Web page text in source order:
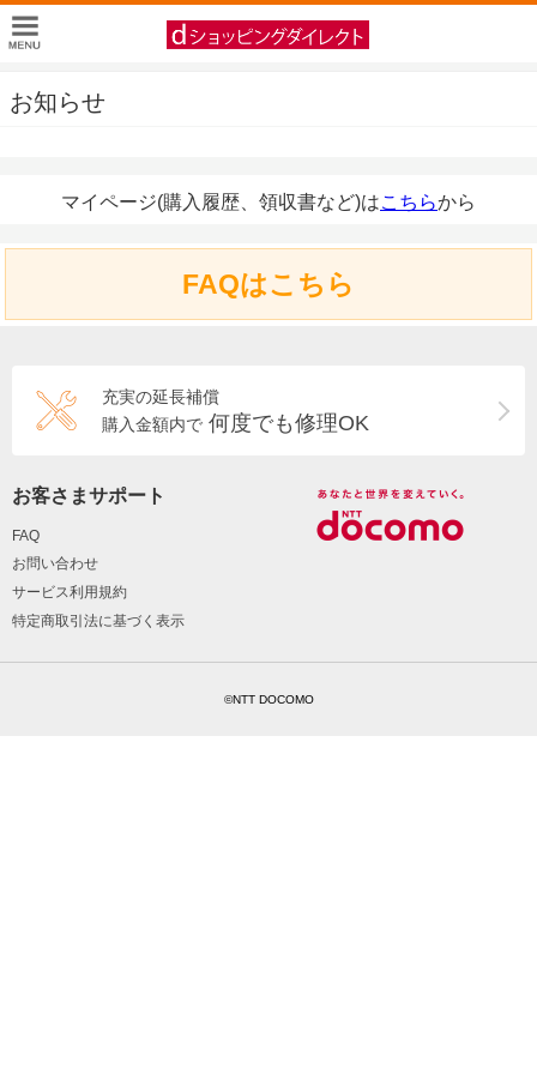
お知らせ
マイページ(購入履歴、領収書など)はこちらから
FAQはこちら
充実の延長補償
購入金額内で 何度でも修理OK
お客さまサポート
FAQ
お問い合わせ
サービス利用規約
特定商取引法に基づく表示
©NTT DOCOMO